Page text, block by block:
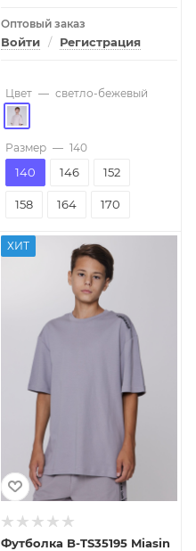
Оптовый заказ
Войти / Регистрация
Цвет — светло-бежевый
Размер — 140
140 146 152
158 164 170
ХИТ
Футболка B-TS35195 Miasin